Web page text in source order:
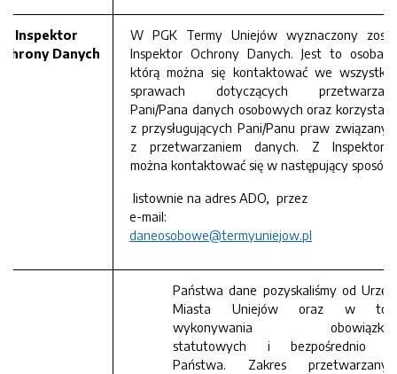
Inspektor
Danych
W PGK Termy Uniejów wyznaczony
Inspektor Ochrony Danych. Jest to osoba,
którą można się kontaktować we
sprawach dotyczących
Pani/Pana danych osobowych oraz
z przysługujących Pani/Panu praw
z przetwarzaniem danych. Z
można kontaktować się w następujący sposób:
listownie na adres ADO, przez
e-mail:
daneosobowe@termyuniejow.pl
Państwa dane pozyskaliśmy od
Miasta Uniejów oraz w
wykonywania
statutowych i bezpośrednio
Państwa. Zakres